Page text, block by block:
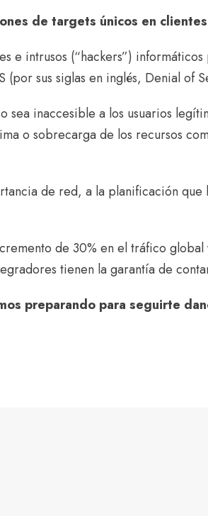
de targets únicos en
e intrusos (“hackers”) informáticos
sus siglas en inglés, Denial of
sea inaccesible a los usuarios
o sobrecarga de los recursos
de red, a la planificación que
de 30% en el tráfico
tienen la garantía de
preparando para seguirte